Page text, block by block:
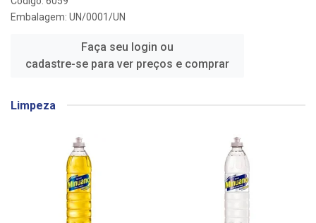
Embalagem: UN/0001/UN
Faça seu login ou
cadastre-se para ver preços e comprar
Limpeza